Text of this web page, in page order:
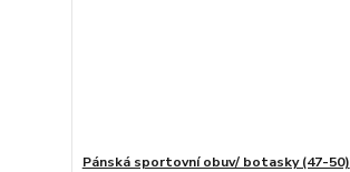
Pánská sportovní obuv/ botasky (47-50)